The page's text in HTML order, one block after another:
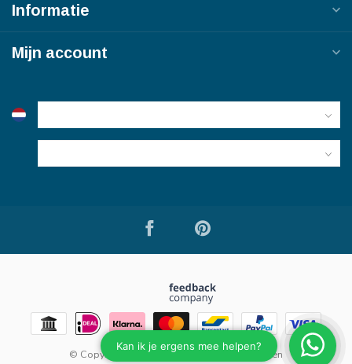
Informatie
Mijn account
© Copyright 2026 Bouwmaterialen van Viegen